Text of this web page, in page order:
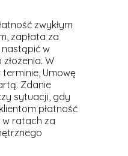
zwykłym
zapłata za
w
W
Umowę
Zdanie
sytuacji, gdy
płatność
ratach za